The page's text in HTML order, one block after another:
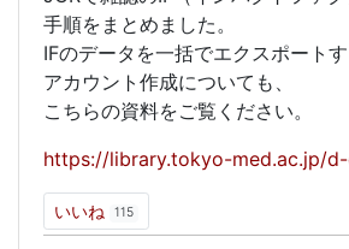
手順をまとめました。
IFのデータを一括でエクスポート
アカウント作成についても、
こちらの資料をご覧ください。
https://library.tokyo-med.ac.jp/
いいね 115